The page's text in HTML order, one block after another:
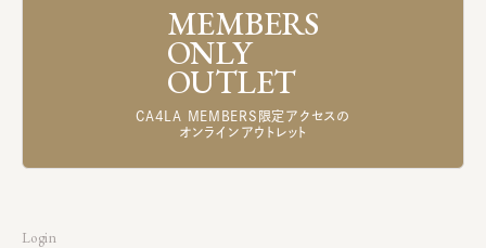
MEMBERS
ONLY
OUTLET
CA4LA MEMBERS限定アクセスの
オンラインアウトレット
Login